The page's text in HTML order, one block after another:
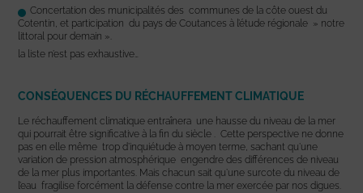
Concertation des municipalités des communes de la côte ouest du
Cotentin, et participation du pays de Coutances à l’étude régionale » notre
littoral pour demain ».
la liste n’est pas exhaustive…
CONSÉQUENCES DU RÉCHAUFFEMENT CLIMATIQUE
Le réchauffement climatique entraînera une hausse du niveau de la mer
qui pourrait être significative à la fin du siècle . Cette perspective ne donne
pas en elle même trop d’inquiétude à moyen terme, sachant qu’une
variation de pression atmosphérique engendre des différences de niveau
de la mer plus importantes. Mais chacun sait qu’une surcote du niveau de
l’eau fragilise forcément la défense contre la mer exercée par nos digues.